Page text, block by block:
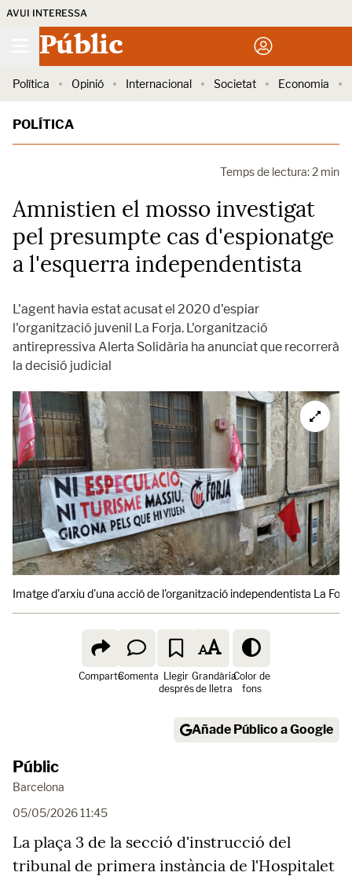
AVUI INTERESSA
Públic
Política Opinió Internacional Societat Economia
POLÍTICA
Temps de lectura: 2 min
Amnistien el mosso investigat
pel presumpte cas d'espionatge
a l'esquerra independentista
L'agent havia estat acusat el 2020 d'espiar
l'organització juvenil La Forja. L'organització
antirepressiva Alerta Solidària ha anunciat que recorrerà
la decisió judicial
Imatge d'arxiu d'una acció de l'organització independentista La
ComparteComenta Llegir
després
Grandària
de lletra
Color de
fons
Añade Público a Google
Públic
Barcelona
05/05/2026 11:45
La plaça 3 de la secció d'instrucció del
tribunal de primera instància de l'Hospitalet